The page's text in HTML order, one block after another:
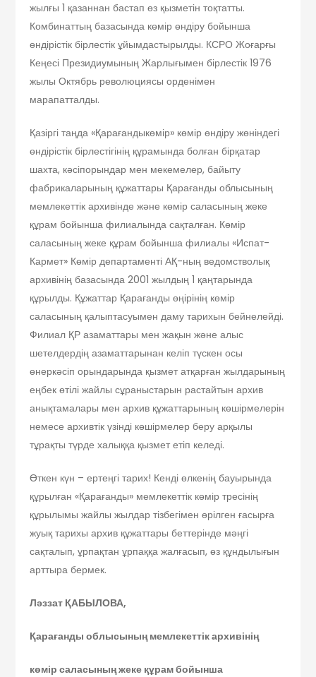
жылғы 1 қазаннан бастап өз қызметін тоқтатты.
Комбинаттың базасында көмір өндіру бойынша
өндірістік бірлестік ұйымдастырылды. КСРО Жоғарғы
Кеңесі Президиумының Жарлығымен бірлестік 1976
жылы Октябрь революциясы орденімен
марапатталды.
Қазіргі таңда «Қарағандыкөмір» көмір өндіру жөніндегі
өндірістік бірлестігінің құрамында болған бірқатар
шахта, кәсіпорындар мен мекемелер, байыту
фабрикаларының құжаттары Қарағанды облысының
мемлекеттік архивінде және көмір саласының жеке
құрам бойынша филиалында сақталған. Көмір
саласының жеке құрам бойынша филиалы «Испат-
Кармет» Көмір департаменті АҚ-ның ведомстволық
архивінің базасында 2001 жылдың 1 қаңтарында
құрылды. Құжаттар Қарағанды өңірінің көмір
саласының қалыптасуымен даму тарихын бейнелейді.
Филиал ҚР азаматтары мен жақын және алыс
шетелдердің азаматтарынан келіп түскен осы
өнеркәсіп орындарында қызмет атқарған жылдарының
еңбек өтілі жайлы сұраныстарын растайтын архив
анықтамалары мен архив құжаттарының көшірмелерін
немесе архивтік үзінді көшірмелер беру арқылы
тұрақты түрде халыққа қызмет етіп келеді.
Өткен күн – ертеңгі тарих! Кенді өлкенің бауырында
құрылған «Қарағанды» мемлекеттік көмір тресінің
құрылымы жайлы жылдар тізбегімен өрілген ғасырға
жуық тарихы архив құжаттары беттерінде мәңгі
сақталып, ұрпақтан ұрпаққа жалғасып, өз құндылығын
арттыра бермек.
Ләззат ҚАБЫЛОВА,
Қарағанды облысының мемлекеттік архивінің
көмір саласының жеке құрам бойынша